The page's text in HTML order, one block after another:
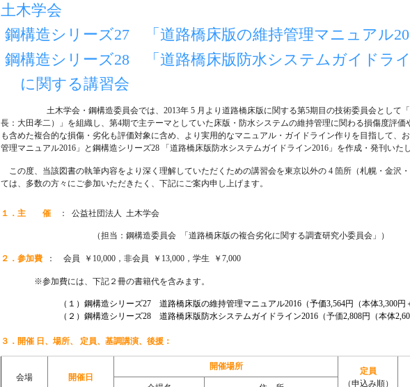
土木学会
鋼構造シリーズ27 「道路橋床版の維持管理マニュアル
鋼構造シリーズ28 「道路橋床版防水システムガイドラ
に関する講習会
土木学会・鋼構造委員会では、2013年 5 月より道路橋床版に関する第5期目の技術委員会として
長：大田孝二）」を組織し、第4期で主テーマとしていた床版・防水システムの維持管理に関わる損傷度評
も含めた複合的な損傷・劣化も評価対象に含め、より実用的なマニュアル・ガイドライン作りを目指して、
管理マニュアル2016」と鋼構造シリーズ28 「道路橋床版防水システムガイドライン2016」を作成・発刊いた
この度、当該図書の執筆内容をより深く理解していただくための講習会を東京以外の 4 箇所（札幌・金沢
ては、多数の方々にご参加いただきたく、下記にご案内申し上げます。
１．主 催 ： 公益社団法人 土木学会
（担当：鋼構造委員会 「道路橋床版の複合劣化に関する調査研究小委員会」）
２．参加費 ： 会員 ￥10,000，非会員 ￥13,000，学生 ￥7,000
※参加費には、下記２冊の書籍代を含みます。
（１）鋼構造シリーズ27 道路橋床版の維持管理マニュアル2016（予価3,564円（本体3,300円
（２）鋼構造シリーズ28 道路橋床版防水システムガイドライン2016（予価2,808円（本体
３．開催 日、場所、 定員、基調講演、後援：
会場 開催日
開催場所
定員
（申込み順）